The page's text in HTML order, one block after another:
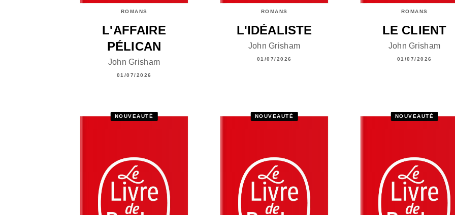
ROMANS
L'AFFAIRE
PÉLICAN
John Grisham
01/07/2026
ROMANS
L'IDÉALISTE
John Grisham
01/07/2026
ROMANS
LE CLIENT
John Grisham
01/07/2026
NOUVEAUTÉ NOUVEAUTÉ NOUVEAUTÉ